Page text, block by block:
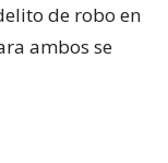
de robo en
ambos se